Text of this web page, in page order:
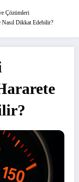
Çözümleri
Nasıl Dikkat Edebilir?